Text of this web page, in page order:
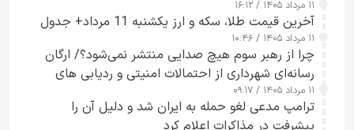
۱۱ مرداد ۱۴۰۵ / ۱۶:۱۲
آخرین قیمت طلا، سکه و ارز یکشنبه 11 مرداد+ جدول
۱۱ مرداد ۱۴۰۵ / ۱۰:۴۶
چرا از رهبر سوم هیچ صدایی منتشر نمی‌شود؟/ ارگان
رسانه‌ای شهرداری از احتمالات امنیتی و ردیابی های
جاسوسی گفت
۱۱ مرداد ۱۴۰۵ / ۰۹:۱۷
ترامپ مدعی لغو حمله به ایران شد و دلیل آن را